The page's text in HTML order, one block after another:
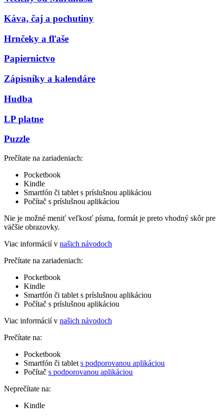
Káva, čaj a pochutiny
Hrnčeky a fľaše
Papiernictvo
Zápisníky a kalendáre
Hudba
LP platne
Puzzle
Prečítate na zariadeniach:
Pocketbook
Kindle
Smartfón či tablet s príslušnou aplikáciou
Počítač s príslušnou aplikáciou
Nie je možné meniť veľkosť písma, formát je preto vhodný skôr pre
väčšie obrazovky.
Viac informácií v našich návodoch
Prečítate na zariadeniach:
Pocketbook
Kindle
Smartfón či tablet s príslušnou aplikáciou
Počítač s príslušnou aplikáciou
Viac informácií v našich návodoch
Prečítate na:
Pocketbook
Smartfón či tablet s podporovanou aplikáciou
Počítač s podporovanou aplikáciou
Neprečítate na:
Kindle